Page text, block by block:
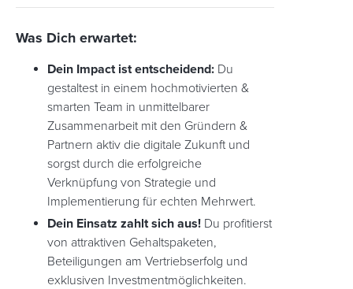
Was Dich erwartet:
Dein Impact ist entscheidend: Du
gestaltest in einem hochmotivierten &
smarten Team in unmittelbarer
Zusammenarbeit mit den Gründern &
Partnern aktiv die digitale Zukunft und
sorgst durch die erfolgreiche
Verknüpfung von Strategie und
Implementierung für echten Mehrwert.
Dein Einsatz zahlt sich aus! Du profitierst
von attraktiven Gehaltspaketen,
Beteiligungen am Vertriebserfolg und
exklusiven Investmentmöglichkeiten.